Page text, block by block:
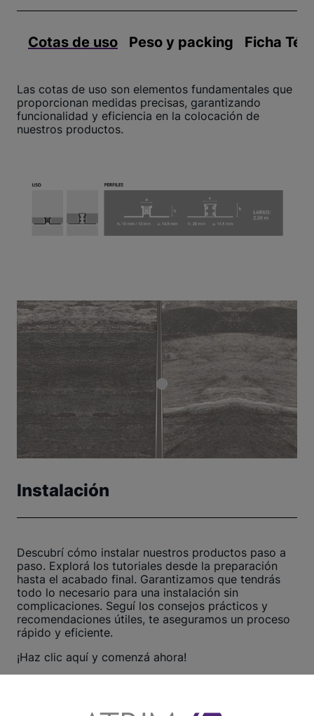
Cotas de uso Peso y packing Ficha
Las cotas de uso son elementos fundamentales que
proporcionan medidas precisas, garantizando
funcionalidad y eficiencia en la colocación de
nuestros productos.
Instalación
Descubrí cómo instalar nuestros productos paso a
paso. Explorá los tutoriales desde la preparación
hasta el acabado final. Garantizamos que tendrás
todo lo necesario para una instalación sin
complicaciones. Seguí los consejos prácticos y
recomendaciones útiles, te aseguramos un proceso
rápido y eficiente.
¡Haz clic aquí y comenzá ahora!